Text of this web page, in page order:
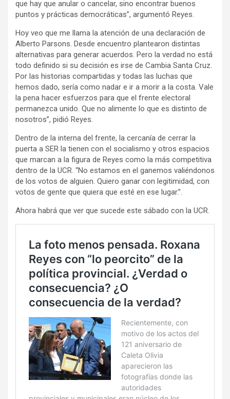
que hay que anular o cancelar, sino encontrar buenos
puntos y prácticas democráticas”, argumentó Reyes.
Hoy veo que me llama la atención de una declaración de
Alberto Parsons. Desde encuentro plantearon distintas
alternativas para generar acuerdos. Pero la verdad no está
todo definido si su decisión es irse de Cambia Santa Cruz.
Por las historias compartidas y todas las luchas que
hemos dado, sería como nadar e ir a morir a la costa. Vale
la pena hacer esfuerzos para que el frente electoral
permanezca unido. Que no alimente lo que es distinto de
nosotros”, pidió Reyes.
Dentro de la interna del frente, la cercanía de cerrar la
puerta a SER la tienen con el socialismo y otros espacios
que marcan a la figura de Reyes como la más competitiva
dentro de la UCR. “No estamos en el ganemos valiéndonos
de los votos de alguien. Quiero ganar con legitimidad, con
votos de gente que quiera que esté en ese lugar.”.
Ahora habrá que ver que sucede este sábado con la UCR.